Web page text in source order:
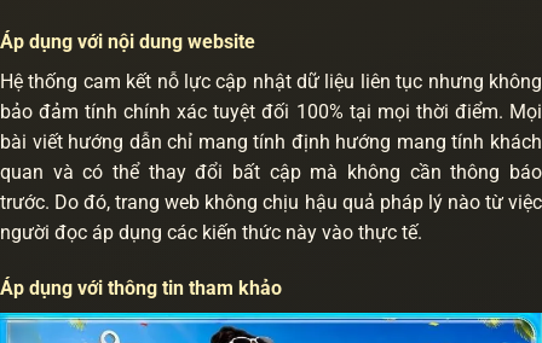
Áp dụng với nội dung website
Hệ thống cam kết nỗ lực cập nhật dữ liệu liên tục nhưng không
bảo đảm tính chính xác tuyệt đối 100% tại mọi thời điểm. Mọi
bài viết hướng dẫn chỉ mang tính định hướng mang tính khách
quan và có thể thay đổi bất cập mà không cần thông báo
trước. Do đó, trang web không chịu hậu quả pháp lý nào từ việc
người đọc áp dụng các kiến thức này vào thực tế.
Áp dụng với thông tin tham khảo